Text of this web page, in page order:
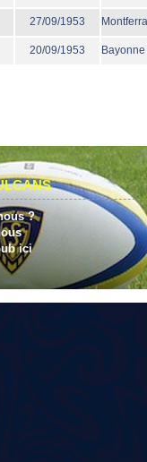
27/09/1953
20/09/1953 Bayonne
?
ici